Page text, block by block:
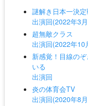
謎解き日本一決
出演回(2022年3
超無敵クラス
出演回(2022年10
新感覚！目線の
いる
出演回
炎の体育会TV
出演回(2020年8